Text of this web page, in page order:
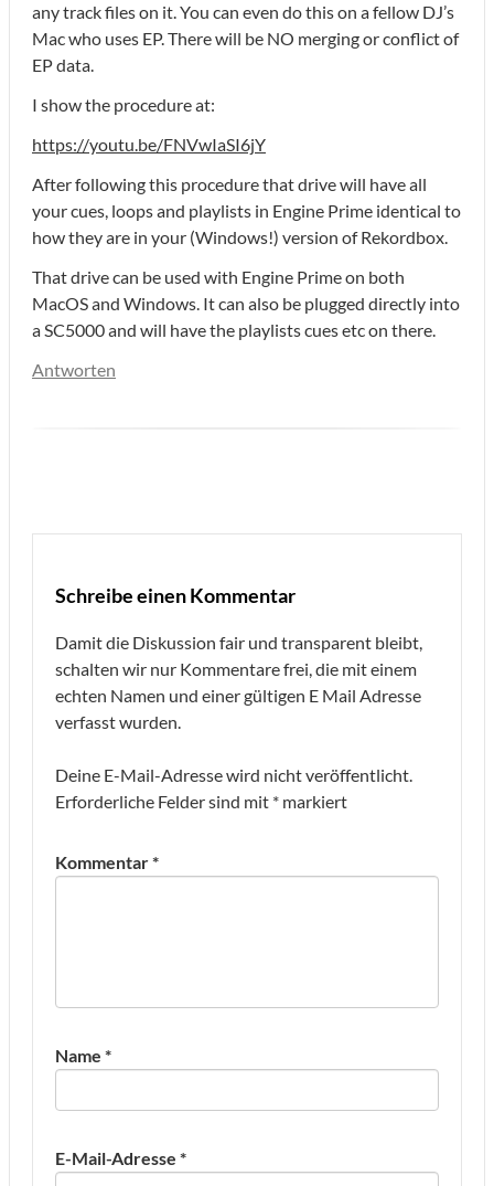
any track files on it. You can even do this on a fellow DJ’s
Mac who uses EP. There will be NO merging or conflict of
EP data.
I show the procedure at:
https://youtu.be/FNVwIaSI6jY
After following this procedure that drive will have all
your cues, loops and playlists in Engine Prime identical to
how they are in your (Windows!) version of Rekordbox.
That drive can be used with Engine Prime on both
MacOS and Windows. It can also be plugged directly into
a SC5000 and will have the playlists cues etc on there.
Antworten
Schreibe einen Kommentar
Damit die Diskussion fair und transparent bleibt,
schalten wir nur Kommentare frei, die mit einem
echten Namen und einer gültigen E Mail Adresse
verfasst wurden.
Deine E-Mail-Adresse wird nicht veröffentlicht.
Erforderliche Felder sind mit * markiert
Kommentar*
Name *
E-Mail-Adresse *